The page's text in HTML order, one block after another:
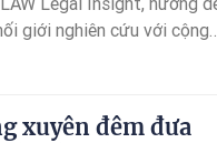
giới nghiên cứu với cộng
xuyên đêm đưa